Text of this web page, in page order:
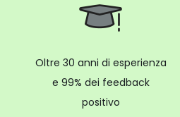
Oltre 30 anni di esperienza
e 99% dei feedback
positivo